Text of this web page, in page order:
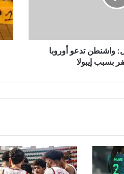
واشنطن تدعو أوروبا
بسبب إيبولا
نحو
طنين
من